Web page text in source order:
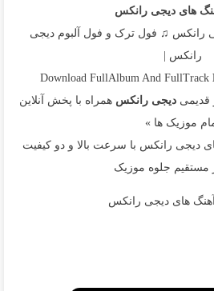
های دیجی رانکس
رانکس ♫ فول ترک و فول آلبوم دیجی
رانکس |
Download FullAlbum And FullTrack
قدیمیدیجی رانکس همراه با پخش آنلاین
موزیک ها »
دیجی رانکس با سرعت بالا و دو کیفیت
مستقیم جلوه موزیک